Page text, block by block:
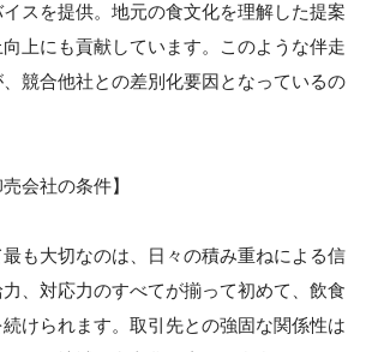
スを提供。地元の食文化を理解した提案
上にも貢献しています。このような伴走
競合他社との差別化要因となっているの
会社の条件】
も大切なのは、日々の積み重ねによる信
、対応力のすべてが揃って初めて、飲食
けられます。取引先との強固な関係性は